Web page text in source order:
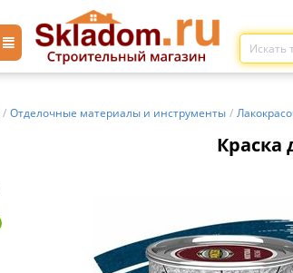
/ Отделочные материалы и инструменты /
Краска